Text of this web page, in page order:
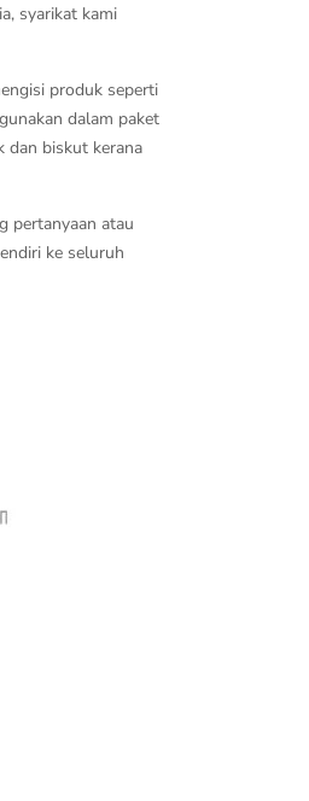
syarikat kami
produk seperti
dalam paket
dan biskut kerana
pertanyaan atau
ke seluruh